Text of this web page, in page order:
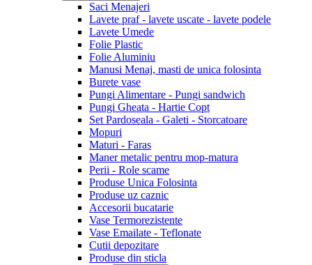
Saci Menajeri
Lavete praf - lavete uscate - lavete podele
Lavete Umede
Folie Plastic
Folie Aluminiu
Manusi Menaj, masti de unica folosinta
Burete vase
Pungi Alimentare - Pungi sandwich
Pungi Gheata - Hartie Copt
Set Pardoseala - Galeti - Storcatoare
Mopuri
Maturi - Faras
Maner metalic pentru mop-matura
Perii - Role scame
Produse Unica Folosinta
Produse uz caznic
Accesorii bucatarie
Vase Termorezistente
Vase Emailate - Teflonate
Cutii depozitare
Produse din sticla